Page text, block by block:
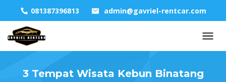
content
081387396813 admin@gavriel-rentcar.com
3 Tempat Wisata Kebun Binatang